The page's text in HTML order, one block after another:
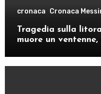
cronaca Cronaca
Tragedia sulla
muore un